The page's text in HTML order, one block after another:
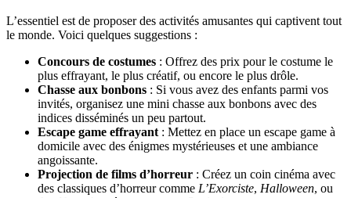
L’essentiel est de proposer des activités amusantes qui captivent tout
le monde. Voici quelques suggestions :
Concours de costumes : Offrez des prix pour le costume le
plus effrayant, le plus créatif, ou encore le plus drôle.
Chasse aux bonbons : Si vous avez des enfants parmi vos
invités, organisez une mini chasse aux bonbons avec des
indices disséminés un peu partout.
Escape game effrayant: Mettez en place un escape game à
domicile avec des énigmes mystérieuses et une ambiance
angoissante.
Projection de films d’horreur : Créez un coin cinéma avec
des classiques d’horreur comme L’Exorciste, Halloween, ou